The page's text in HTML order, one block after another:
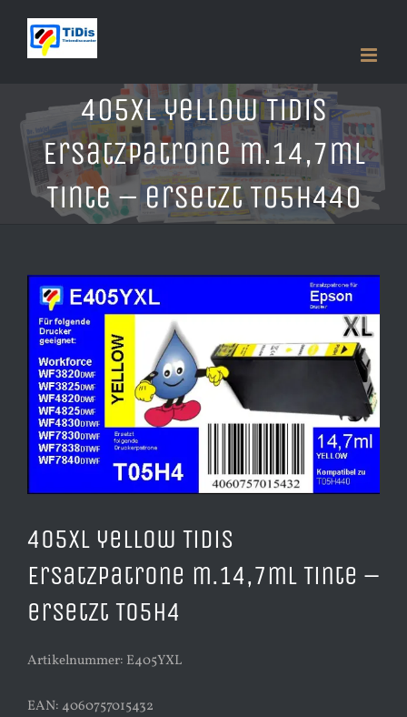
Inhalt
405XL yellow TiDis
Ersatzpatrone m.14,7ml
Tinte – ersetzt T05H440
Zeige
grösseres
Bild
405XL yellow TiDis
Ersatzpatrone m.14,7ml Tinte –
ersetzt T05H4
Artikelnummer: E405YXL
EAN: 4060757015432